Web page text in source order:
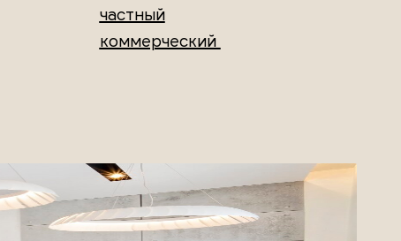
частный
коммерческий